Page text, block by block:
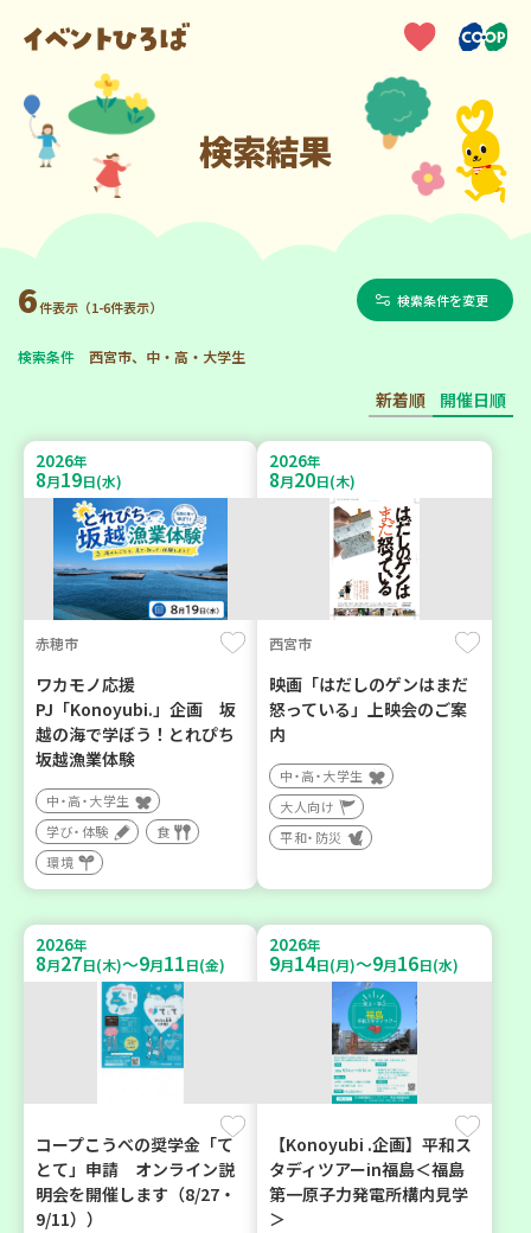
検索結果
6件表示（1-6件表示） 検索条件を変更
検索条件 西宮市、中・高・大学生
新着順 開催日順
2026年
8月19日(水)
赤穂市
ワカモノ応援
PJ「Konoyubi.」企画 坂
越の海で学ぼう！とれぴち
坂越漁業体験
中・高・大学生
学び・体験
食
環境
2026年
8月20日(木)
西宮市
映画「はだしのゲンはまだ
怒っている」上映会のご案
内
中・高・大学生
大人向け
平和・防災
2026年
8月27日(木)～9月11日(金)
コープこうべの奨学金「て
とて」申請 オンライン説
明会を開催します（8/27・
9/11））
2026年
9月14日(月)～9月16日(水)
【Konoyubi .企画】平和ス
タディツアーin福島＜福島
第一原子力発電所構内見学
＞